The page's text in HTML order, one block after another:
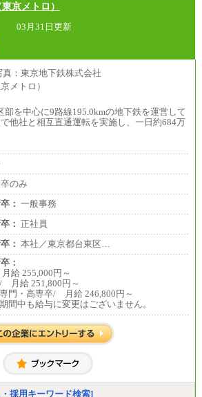
京メトロ）
03月31日更新
部を中心に9路線195.0kmの地下鉄を運営して
他社と相互直通運転を実施し、一日約684万
のみ
： 一般事務
： 正社員
： 本社／東京都台東区…
：
給 255,000円～
月給 251,800円～
門・高専卒/ 月給 246,800円～
間中も給与に変更はございません。
採用キーワード検索]